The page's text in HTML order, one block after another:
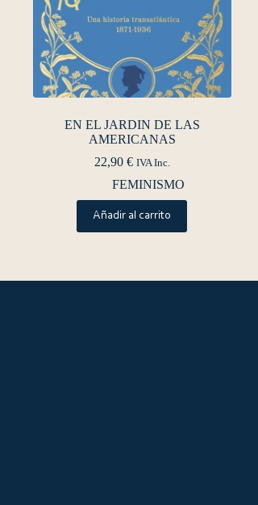
EN EL JARDIN DE LAS
AMERICANAS
22,90 € IVA Inc.
FEMINISMO
Añadir al carrito